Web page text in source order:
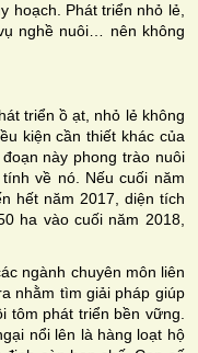
hoạch. Phát triển nhỏ lẻ,
nghề nuôi… nên không
triển ồ ạt, nhỏ lẻ không
kiện cần thiết khác của
này phong trào nuôi
về nó. Nếu cuối năm
hết năm 2017, diện tích
ha vào cuối năm 2018,
ngành chuyên môn liên
nhằm tìm giải pháp giúp
tôm phát triển bền vững.
nổi lên là hàng loạt hộ